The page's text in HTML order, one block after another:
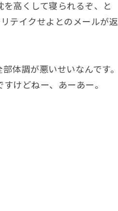
高くして寝られるぞ、と
テイクせよとのメールが返
体調が悪いせいなんです。
けどねー、あーあー。